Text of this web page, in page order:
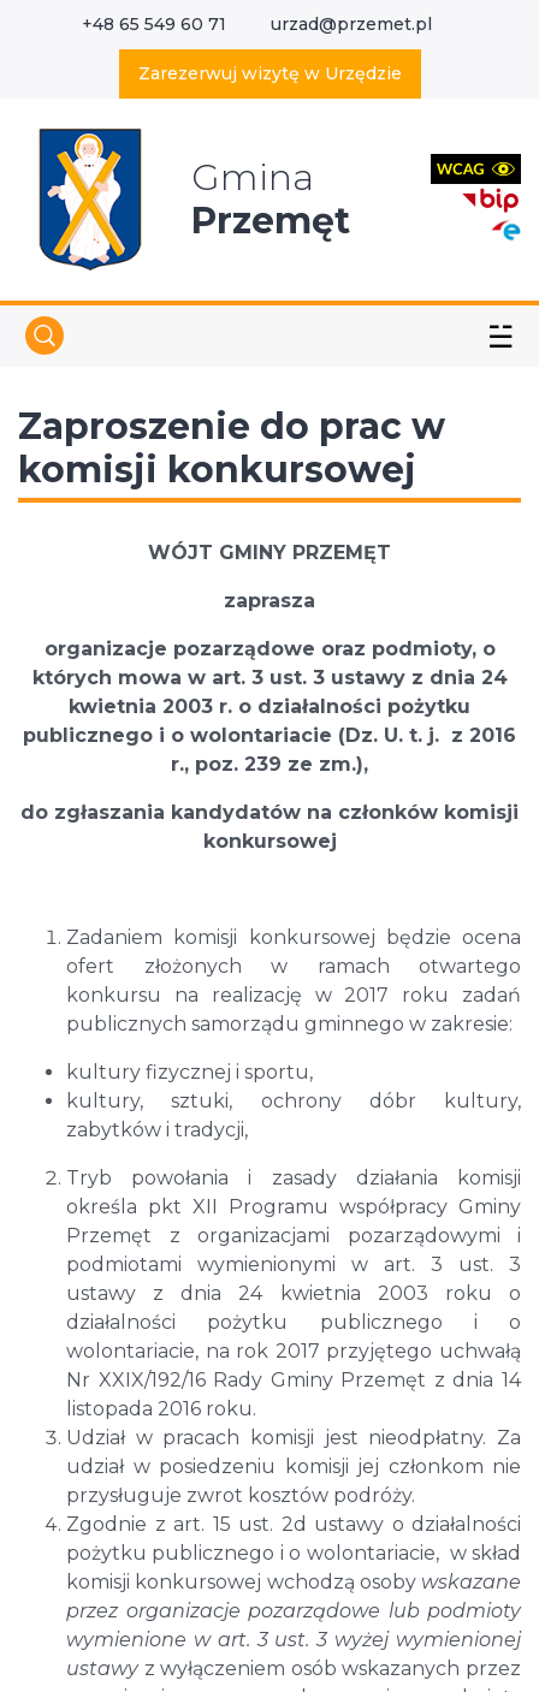
+48 65 549 60 71 urzad@przemet.pl
Zarezerwuj wizytę w Urzędzie
Gmina
Przemęt
☱
Zaproszenie do prac w
komisji konkursowej
WÓJT GMINY PRZEMĘT
zaprasza
organizacje pozarządowe oraz podmioty, o
których mowa w art. 3 ust. 3 ustawy z dnia 24
kwietnia 2003 r. o działalności pożytku
publicznego i o wolontariacie (Dz. U. t. j. z 2016
r., poz. 239 ze zm.),
do zgłaszania kandydatów na członków komisji
konkursowej
Zadaniem komisji konkursowej będzie ocena
ofert złożonych w ramach otwartego
konkursu na realizację w 2017 roku zadań
publicznych samorządu gminnego w zakresie:
kultury fizycznej i sportu,
kultury, sztuki, ochrony dóbr kultury,
zabytków i tradycji,
Tryb powołania i zasady działania komisji
określa pkt XII Programu współpracy Gminy
Przemęt z organizacjami pozarządowymi i
podmiotami wymienionymi w art. 3 ust. 3
ustawy z dnia 24 kwietnia 2003 roku o
działalności pożytku publicznego i o
wolontariacie, na rok 2017 przyjętego uchwałą
Nr XXIX/192/16 Rady Gminy Przemęt z dnia 14
listopada 2016 roku.
Udział w pracach komisji jest nieodpłatny. Za
udział w posiedzeniu komisji jej członkom nie
przysługuje zwrot kosztów podróży.
Zgodnie z art. 15 ust. 2d ustawy o działalności
pożytku publicznego i o wolontariacie, w skład
komisji konkursowej wchodzą osoby wskazane
przez organizacje pozarządowe lub podmioty
wymienione w art. 3 ust. 3 wyżej wymienionej
ustawyz wyłączeniem osób wskazanych przez
Wyszukaj w serwisie